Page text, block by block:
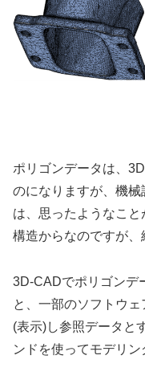
ポリゴンデータは、
のになりますが、機
は、思ったようなこ
構造からなのですが、
3D-CADでポリゴンデ
と、一部のソフトウ
(表示)し参照データと
ンドを使ってモデリン